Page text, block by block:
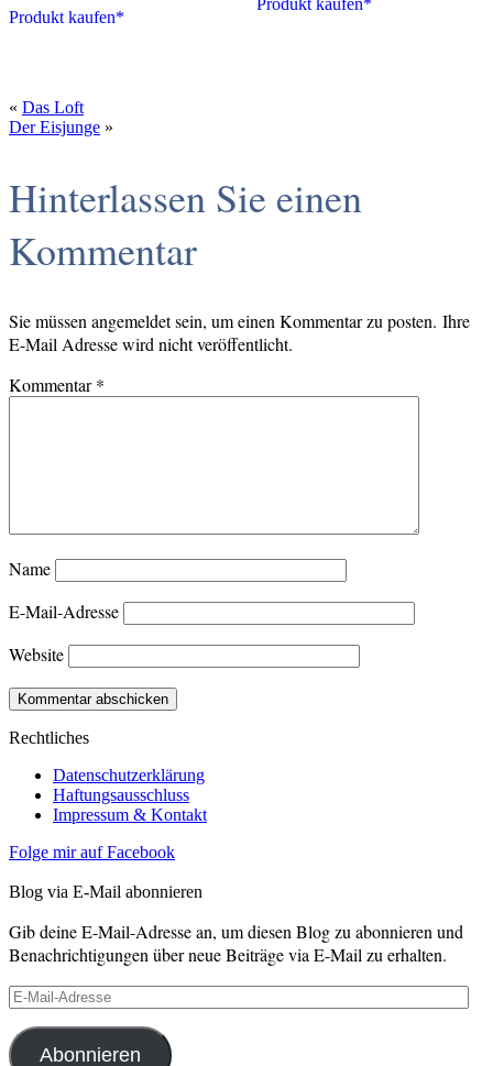
Produkt kaufen*
« Das Loft
Der Eisjunge »
Hinterlassen Sie einen
Kommentar
Sie müssen angemeldet sein, um einen Kommentar zu posten. Ihre
E-Mail Adresse wird nicht veröffentlicht.
Kommentar*
Name
E-Mail-Adresse
Website
Rechtliches
Datenschutzerklärung
Haftungsausschluss
Impressum & Kontakt
Folge mir auf Facebook
Blog via E-Mail abonnieren
Gib deine E-Mail-Adresse an, um diesen Blog zu abonnieren und
Benachrichtigungen über neue Beiträge via E-Mail zu erhalten.
E-
Mail-
Adresse
Abonnieren